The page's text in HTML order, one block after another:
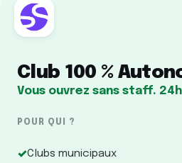
Club 100 %
Vous ouvrez sans staff.
POUR QUI ?
✓Clubs municipaux